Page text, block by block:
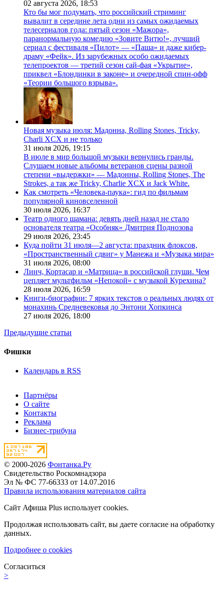
02 августа 2026, 18:53
Кто бы мог подумать, что российский стриминг
вывалит в середине лета одни из самых ожидаемых
телесериалов года: пятый сезон «Мажора»,
паранормальную комедию «Зовите Витю!», лучший
сериал с фестиваля «Пилот» — «Паша» и даже кибер-
драму «Фейк». Из зарубежных особо ожидаемых
телепроектов — третий сезон сай-фая «Укрытие»,
приквел «Блондинки в законе» и очередной спин-офф
«Теории большого взрыва».
Новая музыка июля: Мадонна, Rolling Stones, Tricky,
Charli XCX и не только
31 июля 2026, 19:15
В июле в мир большой музыки вернулись гранды.
Слушаем новые альбомы ветеранов сцены разной
степени «выдержки» — Мадонны, Rolling Stones, The
Strokes, а так же Tricky, Charlie XCX и Jack White.
Как смотреть «Человека-паука»: гид по фильмам
популярной киновселенной
30 июля 2026, 16:37
Театр одного шамана: девять дней назад не стало
основателя театра «Особняк» Дмитрия Поднозова
29 июля 2026, 23:45
Куда пойти 31 июля—2 августа: праздник флоксов,
«Пространственный сдвиг» у Манежа и «Музыка мира»
31 июля 2026, 08:00
Линч, Кортасар и «Матрица» в российской глуши. Чем
цепляет мультфильм «Непокой» с музыкой Курехина?
28 июля 2026, 16:59
Книги-биографии: 7 ярких текстов о реальных людях от
монахинь Средневековья до Энтони Хопкинса
27 июля 2026, 18:00
Предыдущие статьи
Фишки
Календарь в RSS
Партнёры
О сайте
Контакты
Реклама
Бизнес-трибуна
© 2000-2026 Фонтанка.Ру
Свидетельство Роскомнадзора
Эл № ФС 77-66333 от 14.07.2016
Правила использования материалов сайта
Сайт Афиша Plus использует cookies.
Продолжая использовать сайт, вы даете согласие на обработку
данных.
Подробнее о cookies
Согласиться
>